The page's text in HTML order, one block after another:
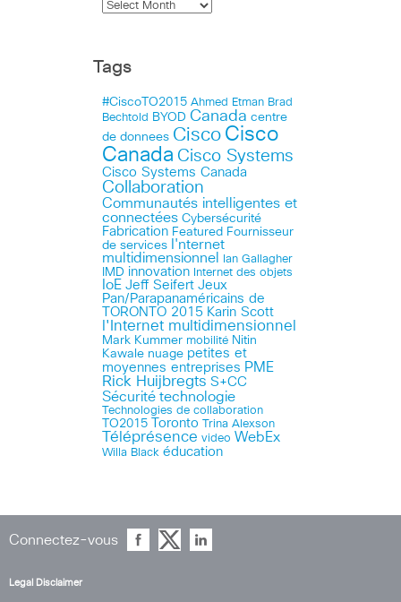
Tags
#CiscoTO2015 Ahmed Etman Brad
Bechtold
BYOD Canada centre
de donnees Cisco Cisco
Canada Cisco Systems
Cisco Systems Canada
Collaboration
Communautés intelligentes et
connectées Cybersécurité
Fabrication Featured Fournisseur
de services
I'nternet
multidimensionnel
Ian Gallagher
IMD innovation Internet des objets
IoE Jeff Seifert Jeux
Pan/Parapanaméricains de
TORONTO 2015 Karin Scott
l'Internet multidimensionnel
Mark Kummer mobilité Nitin
Kawale nuage petites et
moyennes entreprises PME
Rick Huijbregts S+CC
Sécurité technologie
Technologies de collaboration
TO2015
Toronto Trina Alexson
Téléprésence video WebEx
Willa Black éducation
Connectez-vous
Legal Disclaimer